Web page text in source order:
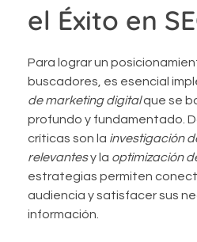
el Éxito en
Para lograr un
buscadores, es esencial
de marketing digitalque se
profundo y fundamentado.
críticas son la investigación
relevantesy la optimización
estrategias permiten
audiencia y satisfacer sus
información.